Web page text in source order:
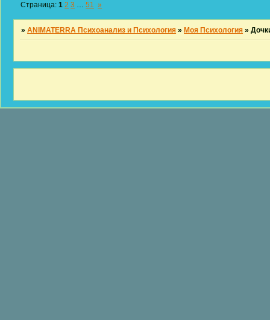
Страница:1 2 3 … 51 »
»ANIMATERRA Психоанализ и Психология »Моя Психология »